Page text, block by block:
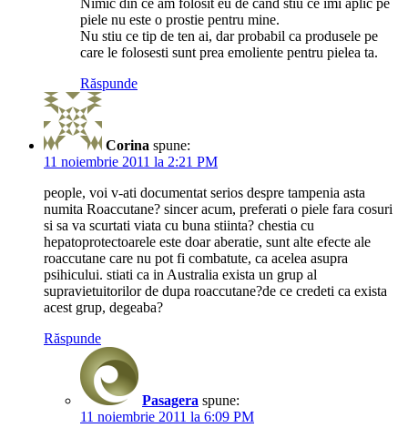
piele nu este o prostie pentru mine.
Nu stiu ce tip de ten ai, dar probabil ca produsele pe
care le folosesti sunt prea emoliente pentru pielea ta.
Răspunde
Corina spune:
11 noiembrie 2011 la 2:21 PM
people, voi v-ati documentat serios despre tampenia asta
numita Roaccutane? sincer acum, preferati o piele fara cosuri
si sa va scurtati viata cu buna stiinta? chestia cu
hepatoprotectoarele este doar aberatie, sunt alte efecte ale
roaccutane care nu pot fi combatute, ca acelea asupra
psihicului. stiati ca in Australia exista un grup al
supravietuitorilor de dupa roaccutane?de ce credeti ca exista
acest grup, degeaba?
Răspunde
Pasagera spune:
11 noiembrie 2011 la 6:09 PM